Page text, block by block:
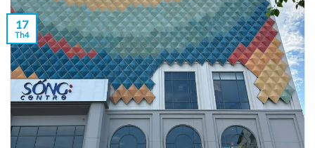
17
Th4